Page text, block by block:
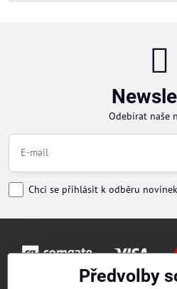
Odebírat naše
Chci se přihlásit k odběru
Předvolby